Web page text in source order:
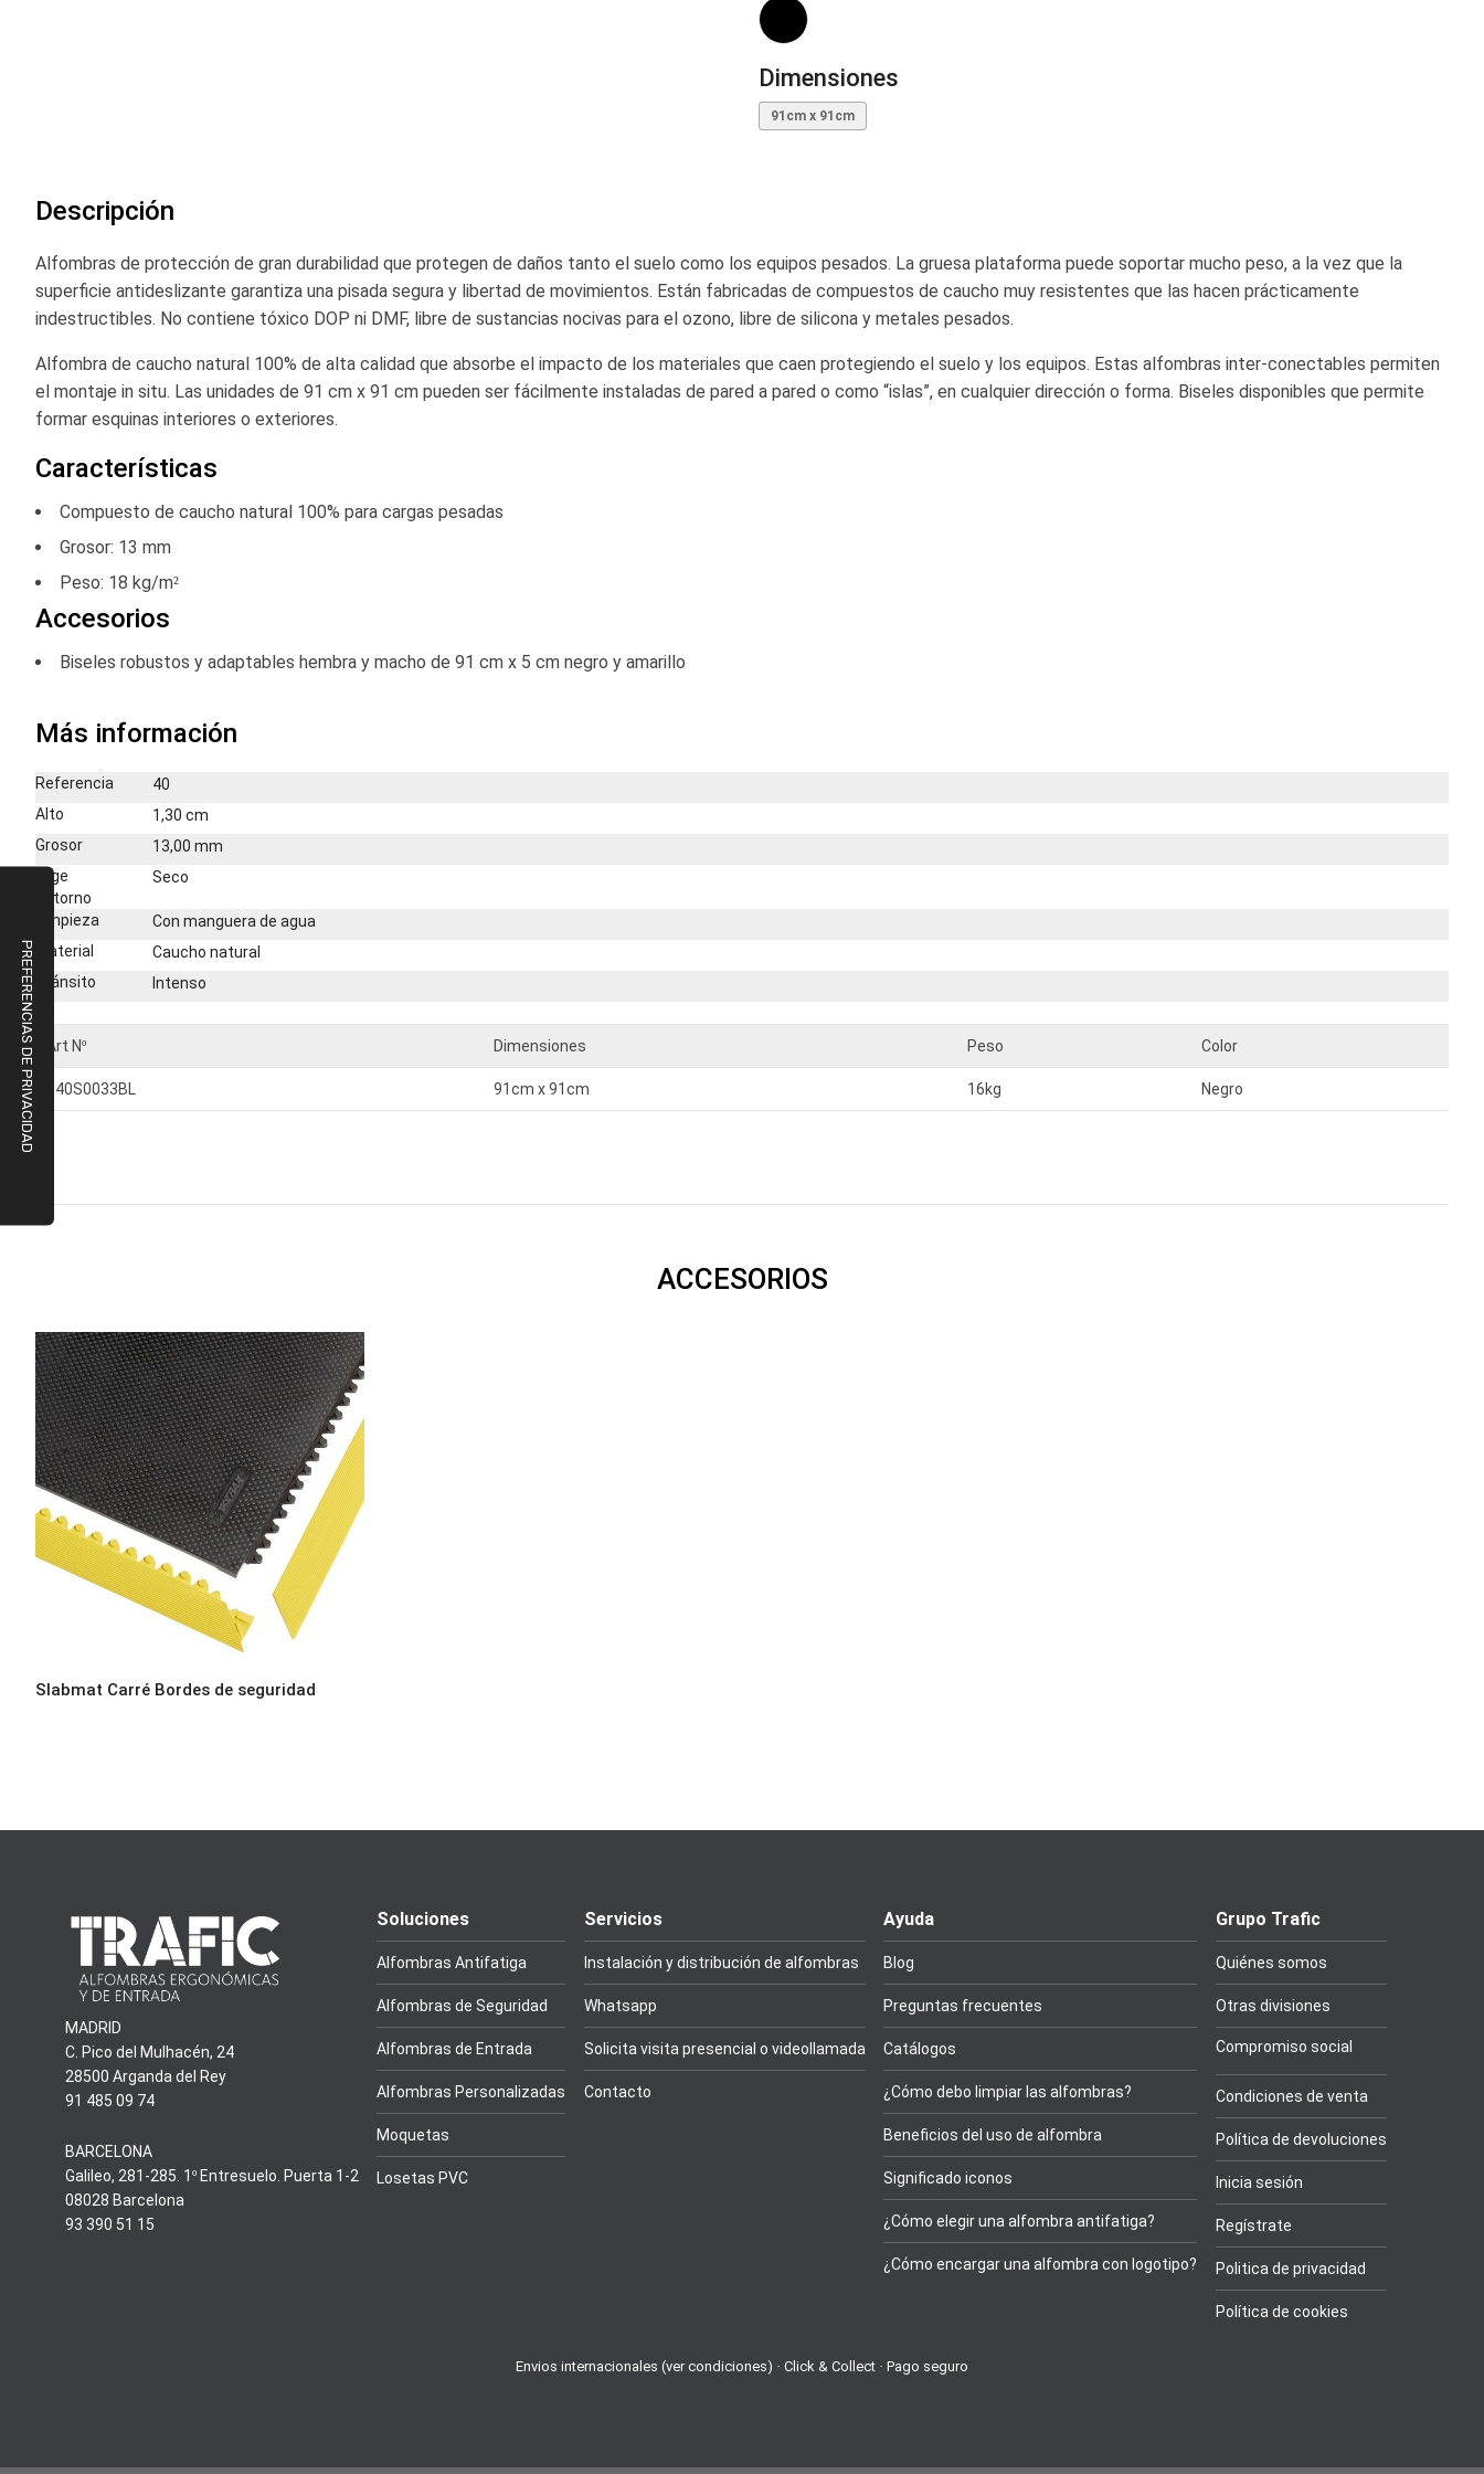
Dimensiones
91cm x 91cm
Descripción
Alfombras de protección de gran durabilidad que protegen de daños tanto el suelo como los equipos pesados. La gruesa plataforma puede soportar mucho peso, a la vez que la
superficie antideslizante garantiza una pisada segura y libertad de movimientos. Están fabricadas de compuestos de caucho muy resistentes que las hacen prácticamente
indestructibles. No contiene tóxico DOP ni DMF, libre de sustancias nocivas para el ozono, libre de silicona y metales pesados.
Alfombra de caucho natural 100% de alta calidad que absorbe el impacto de los materiales que caen protegiendo el suelo y los equipos. Estas alfombras inter-conectables permiten
el montaje in situ. Las unidades de 91 cm x 91 cm pueden ser fácilmente instaladas de pared a pared o como “islas”, en cualquier dirección o forma. Biseles disponibles que permite
formar esquinas interiores o exteriores.
Características
Compuesto de caucho natural 100% para cargas pesadas
Grosor: 13 mm
Peso: 18 kg/m²
Accesorios
Biseles robustos y adaptables hembra y macho de 91 cm x 5 cm negro y amarillo
Más información
Más
información
Referencia
40
Alto
1,30 cm
Grosor
13,00 mm
Elige
entorno
Seco
Limpieza
Con manguera de agua
Material
Caucho natural
Tránsito
Intenso
Art Nº Dimensiones Peso Color
040S0033BL 91cm x 91cm 16kg Negro
ACCESORIOS
Slabmat Carré Bordes de seguridad
MADRID
C. Pico del Mulhacén, 24
28500 Arganda del Rey
91 485 09 74
BARCELONA
Galileo, 281-285. 1º Entresuelo. Puerta 1-2
08028 Barcelona
93 390 51 15
Soluciones
Alfombras Antifatiga
Alfombras de Seguridad
Alfombras de Entrada
Alfombras Personalizadas
Moquetas
Losetas PVC
Servicios
Instalación y distribución de alfombras
Whatsapp
Solicita visita presencial o videollamada
Contacto
Ayuda
Blog
Preguntas frecuentes
Catálogos
¿Cómo debo limpiar las alfombras?
Beneficios del uso de alfombra
Significado iconos
¿Cómo elegir una alfombra antifatiga?
¿Cómo encargar una alfombra con logotipo?
Grupo Trafic
Quiénes somos
Otras divisiones
Compromiso social
Condiciones de venta
Política de devoluciones
Inicia sesión
Regístrate
Politica de privacidad
Política de cookies
Envios internacionales (ver condiciones) · Click & Collect · Pago seguro